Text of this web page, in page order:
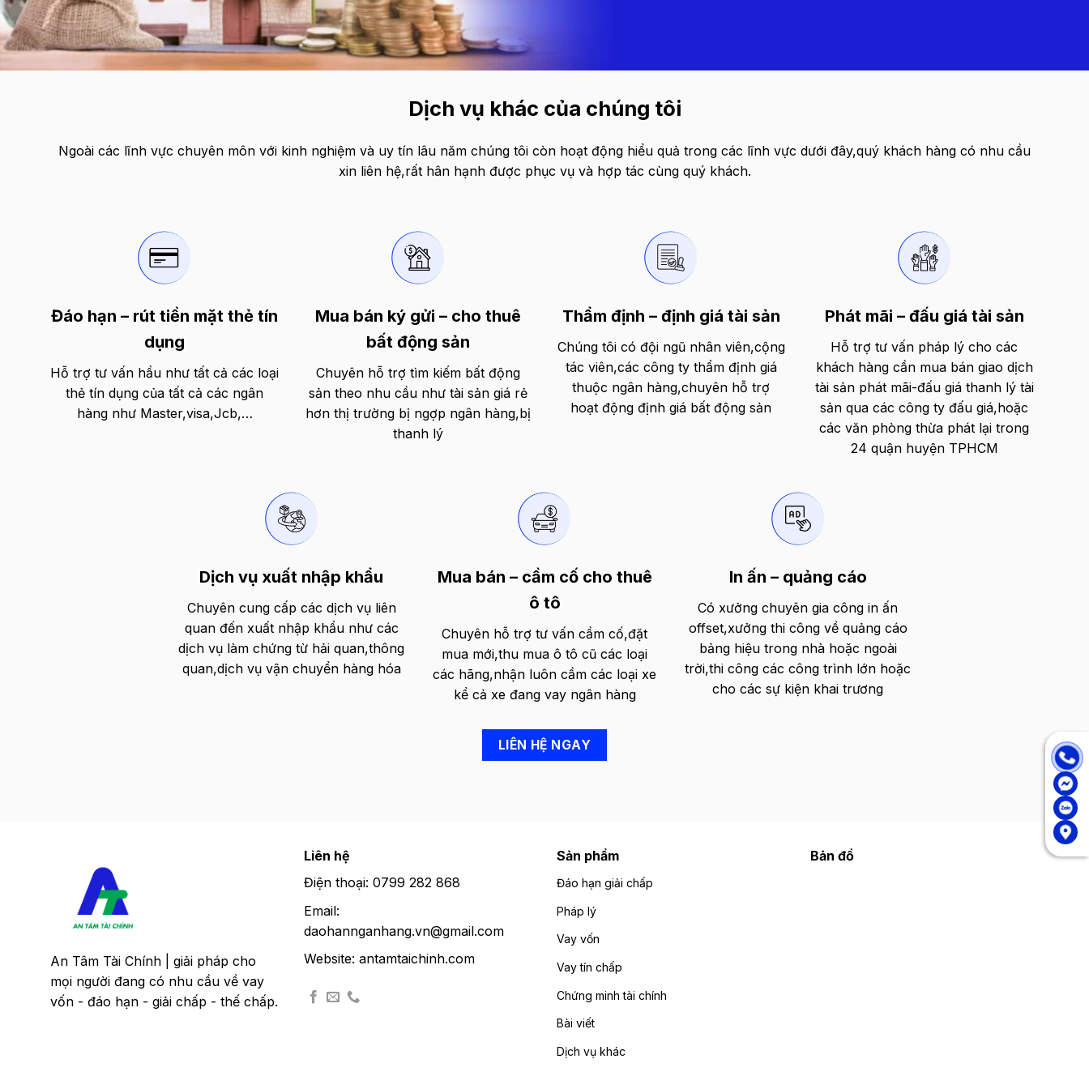
Dịch vụ khác của chúng tôi
Ngoài các lĩnh vực chuyên môn với kinh nghiệm và uy tín lâu năm chúng tôi còn hoạt động hiểu quả trong các lĩnh vực dưới đây,quý khách hàng có nhu cầu
xin liên hệ,rất hân hạnh được phục vụ và hợp tác cùng quý khách.
Đáo hạn – rút tiền mặt thẻ tín
dụng
Hỗ trợ tư vấn hầu như tất cả các loại
thẻ tín dụng của tất cả các ngân
hàng như Master,visa,Jcb,…
Mua bán ký gửi – cho thuê
bất động sản
Chuyên hỗ trợ tìm kiếm bất động
sản theo nhu cầu như tài sản giá rẻ
hơn thị trường bị ngợp ngân hàng,bị
thanh lý
Thẩm định – định giá tài sản
Chúng tôi có đội ngũ nhân viên,cộng
tác viên,các công ty thẩm định giá
thuộc ngân hàng,chuyên hỗ trợ
hoạt động định giá bất động sản
Phát mãi – đấu giá tài sản
Hỗ trợ tư vấn pháp lý cho các
khách hàng cần mua bán giao dịch
tài sản phát mãi-đấu giá thanh lý tài
sản qua các công ty đấu giá,hoặc
các văn phòng thừa phát lại trong
24 quận huyện TPHCM
Dịch vụ xuất nhập khẩu
Chuyên cung cấp các dịch vụ liên
quan đến xuất nhập khẩu như các
dịch vụ làm chứng từ hải quan,thông
quan,dịch vụ vận chuyển hàng hóa
Mua bán – cầm cố cho thuê
ô tô
Chuyên hỗ trợ tư vấn cầm cố,đặt
mua mới,thu mua ô tô cũ các loại
các hãng,nhận luôn cầm các loại xe
kể cả xe đang vay ngân hàng
In ấn – quảng cáo
Có xưởng chuyên gia công in ấn
offset,xưởng thi công về quảng cáo
bảng hiệu trong nhà hoặc ngoài
trời,thi công các công trình lớn hoặc
cho các sự kiện khai trương
LIÊN HỆ NGAY
An Tâm Tài Chính | giải pháp cho
mọi người đang có nhu cầu về vay
vốn - đáo hạn - giải chấp - thế chấp.
Liên hệ
Điện thoại: 0799 282 868
Email:
daohannganhang.vn@gmail.com
Website: antamtaichinh.com
Sản phẩm
Đáo hạn giải chấp
Pháp lý
Vay vốn
Vay tín chấp
Chứng minh tài chính
Bài viết
Dịch vụ khác
Bản đồ